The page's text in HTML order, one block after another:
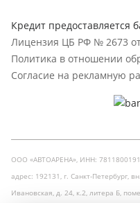
Кредит предоставляется
Лицензия ЦБ РФ № 2673
Политика в отношении
Согласие на рекламную
ООО «АВТОАРЕНА», ИНН:
адрес: 192131, г. Санкт-Петербург,
Ивановская, д. 24, к.2, литера Б,